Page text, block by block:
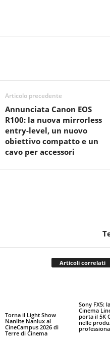
Articolo precedente
Annunciata Canon EOS
R100: la nuova mirrorless
entry-level, un nuovo
obiettivo compatto e un
cavo per accessori
Articoli correlati
Torna il Light Show
Nanlite Nanlux al
CineCampus 2026 di
Terre di Cinema
Sony FX5:
Cinema
porta il 5K
nelle